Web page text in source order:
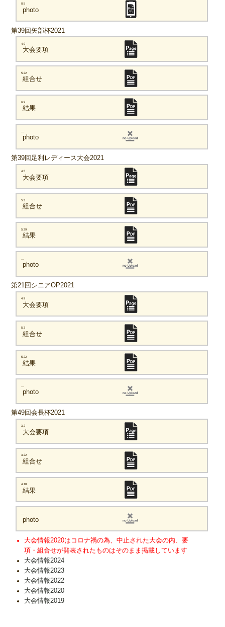
8.5
photo
第39回矢部杯2021
4.9
大会要項
5.22
組合せ
6.9
結果
photo
第39回足利レディース大会2021
4.5
大会要項
5.3
組合せ
5.29
結果
photo
第21回シニアOP2021
4.9
大会要項
5.3
組合せ
5.22
結果
photo
第49回会長杯2021
3.2
大会要項
3.22
組合せ
4.18
結果
photo
大会情報2020はコロナ禍の為、中止された大会の内、要
項・組合せが発表されたものはそのまま掲載しています
大会情報2024
大会情報2023
大会情報2022
大会情報2020
大会情報2019